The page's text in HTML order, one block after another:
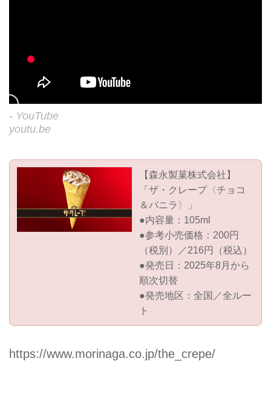
- YouTube
youtu.be
【森永製菓株式会社】
「ザ・クレープ〈チョコ
＆バニラ〉」
●内容量：105ml
●参考小売価格：200円
（税別）／216円（税込）
●発売日：2025年8月から
順次切替
●発売地区：全国／全ルー
ト
https://www.morinaga.co.jp/the_crepe/